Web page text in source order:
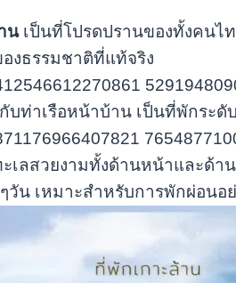
นเป็นที่โปรดปรานของทั้งคนไ
งธรรมชาติที่แท้จริง
บท่าเรือหน้าบ้าน เป็นที่พักระ
ลสวยงามทั้งด้านหน้าและด้า
น เหมาะสำหรับการพักผ่อนอ